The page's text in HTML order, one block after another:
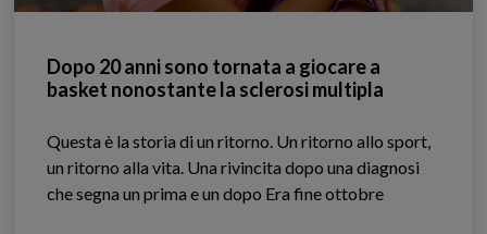
Dopo 20 anni sono tornata a giocare a
basket nonostante la sclerosi multipla
Questa è la storia di un ritorno. Un ritorno allo sport,
un ritorno alla vita. Una rivincita dopo una diagnosi
che segna un prima e un dopo Era fine ottobre